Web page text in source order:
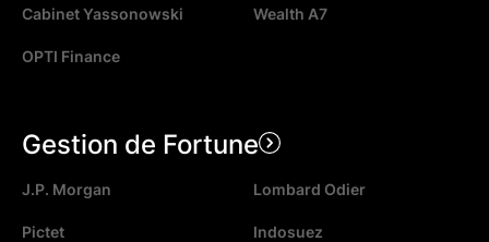
Cabinet Yassonowski Wealth A7
OPTI Finance
Gestion de Fortune
J.P. Morgan Lombard Odier
Pictet Indosuez